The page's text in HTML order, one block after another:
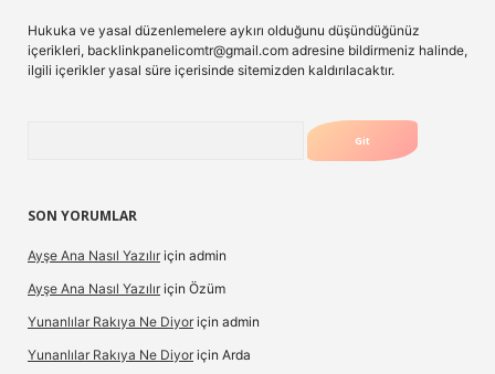
Hukuka ve yasal düzenlemelere aykırı olduğunu düşündüğünüz
içerikleri, backlinkpanelicomtr@gmail.com adresine bildirmeniz halinde,
ilgili içerikler yasal süre içerisinde sitemizden kaldırılacaktır.
SON YORUMLAR
Ayşe Ana Nasıl Yazılır için admin
Ayşe Ana Nasıl Yazılır için Özüm
Yunanlılar Rakıya Ne Diyor için admin
Yunanlılar Rakıya Ne Diyor için Arda